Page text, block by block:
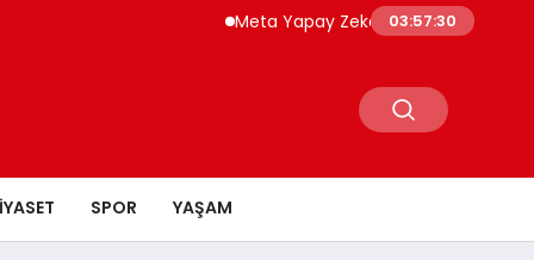
Meta Yapay Zeka Modeli Test Sırasında
03:57:31
SPOR YAŞAM